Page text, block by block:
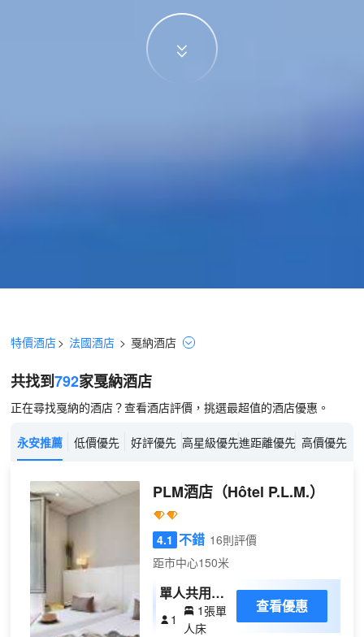
特價酒店> 法國酒店 > 戛納酒店
共找到792家戛納酒店
正在尋找戛納的酒店？查看酒店評價，挑選最超值的酒店優惠。
永安推薦 低價優先 好評優先 高星級優先進距離優先 高價優先
PLM酒店（Hôtel P.L.M.）
4.1 不錯 16則評價
距市中心150米
單人共用淋
浴和衞生間
1
1張單
人床
查看優惠